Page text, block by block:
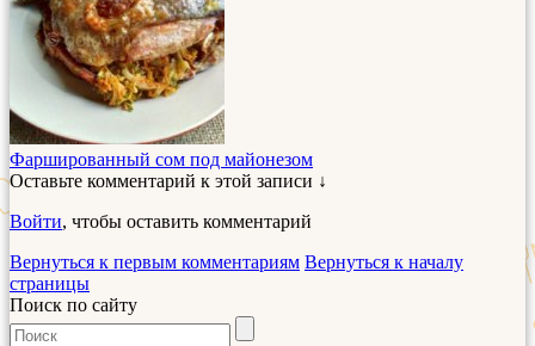
Фаршированный сом под майонезом
Оставьте комментарий к этой записи ↓
Войти, чтобы оставить комментарий
Вернуться к первым комментариям Вернуться к началу
страницы
Поиск по сайту